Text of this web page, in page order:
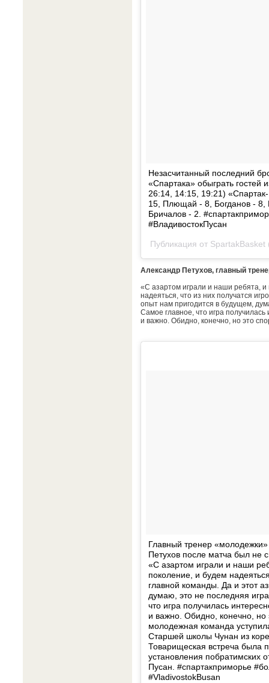
Незасчитанный последний
«Спартака» обыграть гостей
26:14, 14:15, 19:21)
15, Плющай - 8, Богданов - 8,
Бричалов - 2.
#ВладивостокПусан
Публикация от
Александр Петухов, главный
«С азартом играли и наши ребята,
надеяться, что из них получатся
опыт нам пригодится в будущем,
Самое главное, что игра
и важно. Обидно, конечно, но это
Главный тренер
Петухов после матча был не
«С азартом играли и наши
поколение, и будем
главной команды. Да и этот
думаю, это не последняя
что игра получилась
и важно. Обидно, конечно,
молодежная команда
Старшей школы Чунан из
Товарищеская встреча была
установления побратимских
Пусан. #спартакприморье
#VladivostokBusan